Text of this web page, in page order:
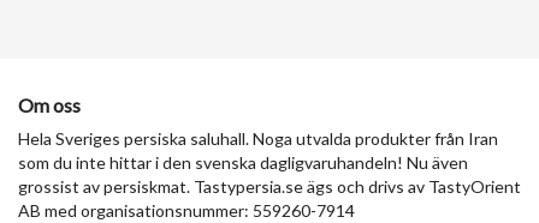
Om oss
Hela Sveriges persiska saluhall. Noga utvalda produkter från Iran
som du inte hittar i den svenska dagligvaruhandeln! Nu även
grossist av persiskmat. Tastypersia.se ägs och drivs av TastyOrient
AB med organisationsnummer: 559260-7914